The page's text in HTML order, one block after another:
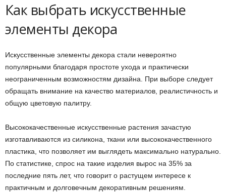
Как выбрать искусственные
элементы декора
Искусственные элементы декора стали невероятно
популярными благодаря простоте ухода и практически
неограниченным возможностям дизайна. При выборе следует
обращать внимание на качество материалов, реалистичность и
общую цветовую палитру.
Высококачественные искусственные растения зачастую
изготавливаются из силикона, ткани или высококачественного
пластика, что позволяет им выглядеть максимально натурально.
По статистике, спрос на такие изделия вырос на 35% за
последние пять лет, что говорит о растущем интересе к
практичным и долговечным декоративным решениям.